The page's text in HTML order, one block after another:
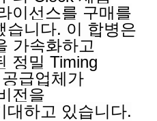
이선스를 구매를
습니다. 이 합병은
가속화하고
정밀 Timing
급업체가
전을
대하고 있습니다.